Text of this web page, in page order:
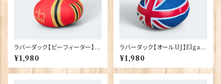
ラバーダック【ビーフィーター】El
gate Products 90388
¥1,980
ラバーダック【オールUJ】Elgate
Products 90386
¥1,980